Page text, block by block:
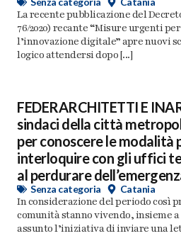
La recente pubblicazione del
76/2020) recante “Misure urgenti
l’innovazione digitale” apre nuovi
logico attendersi dopo [...]
FEDERARCHITETTI E
sindaci della città
per conoscere le modalità
interloquire con gli uffici
al perdurare
Senza categoria Catania
In considerazione del periodo così
comunità stanno vivendo, insieme
assunto l’iniziativa di inviare una